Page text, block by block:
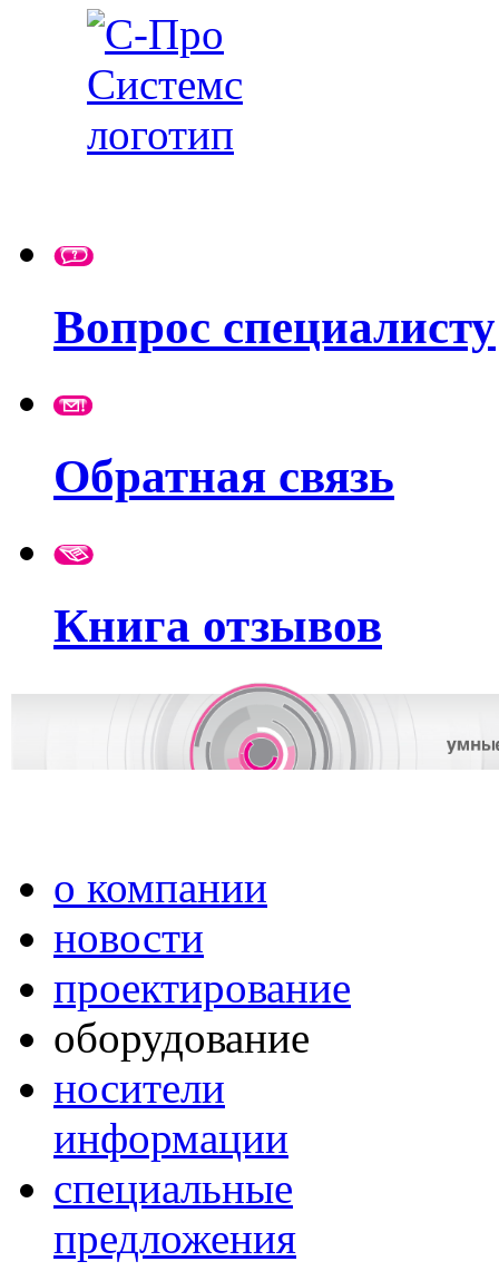
Вопрос специалисту
Обратная связь
Книга отзывов
о компании
новости
проектирование
оборудование
носители
информации
специальные
предложения